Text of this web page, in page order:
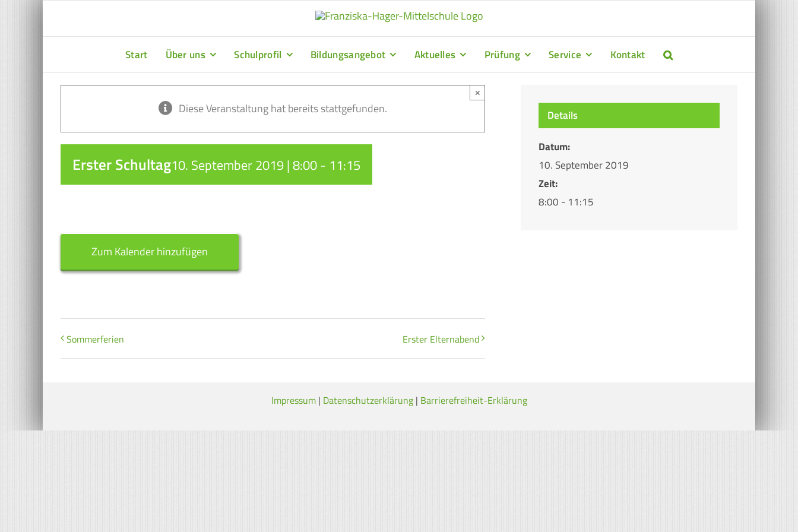
Start Über uns Schulprofil Bildungsangebot Aktuelles Prüfung Service Kontakt
Diese Veranstaltung hat bereits stattgefunden.
×
Erster Schultag10. September 2019 | 8:00- 11:15
Zum Kalender hinzufügen
Sommerferien Erster Elternabend
Details
Datum:
10. September 2019
Zeit:
8:00 - 11:15
Impressum| Datenschutzerklärung| Barrierefreiheit-Erklärung